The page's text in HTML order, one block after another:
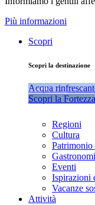
Più informazioni
Scopri
Scopri la destinazione
Acqua
Scopri la
Regioni
Cultura
Eventi
Ispirazioni
Vacanze
Attività